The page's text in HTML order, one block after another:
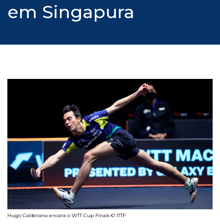
em Singapura
Hugo Calderano encara o WTT Cup Finals © ITTF